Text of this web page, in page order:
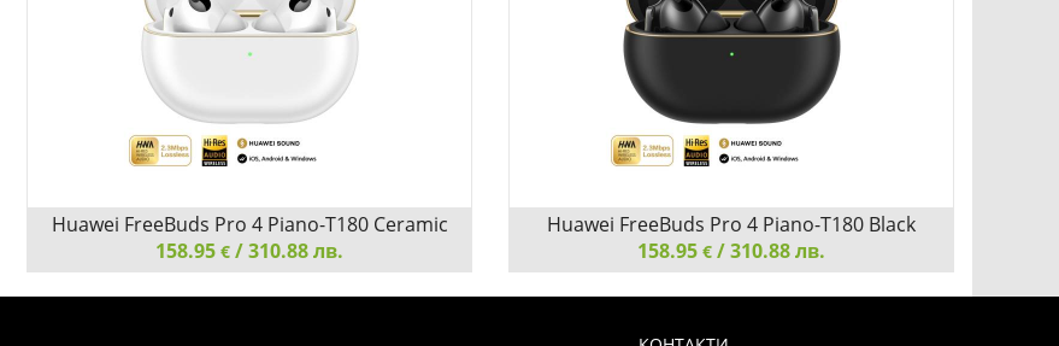
Huawei FreeBuds Pro 4 Piano-T180 Ceramic
Whiter
158.95 € / 310.88 лв.
Huawei FreeBuds Pro 4 Piano-T180 Black
158.95 € / 310.88 лв.